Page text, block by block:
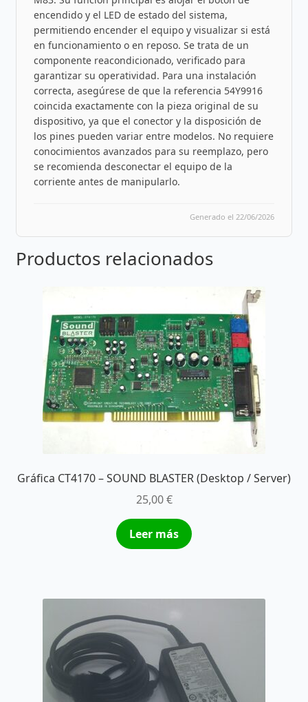
encendido y el LED de estado del sistema,
permitiendo encender el equipo y visualizar si está
en funcionamiento o en reposo. Se trata de un
componente reacondicionado, verificado para
garantizar su operatividad. Para una instalación
correcta, asegúrese de que la referencia 54Y9916
coincida exactamente con la pieza original de su
dispositivo, ya que el conector y la disposición de
los pines pueden variar entre modelos. No requiere
conocimientos avanzados para su reemplazo, pero
se recomienda desconectar el equipo de la
corriente antes de manipularlo.
Generado el 22/06/2026
Productos relacionados
Gráfica CT4170 – SOUND BLASTER (Desktop / Server)
25,00€
Leer más